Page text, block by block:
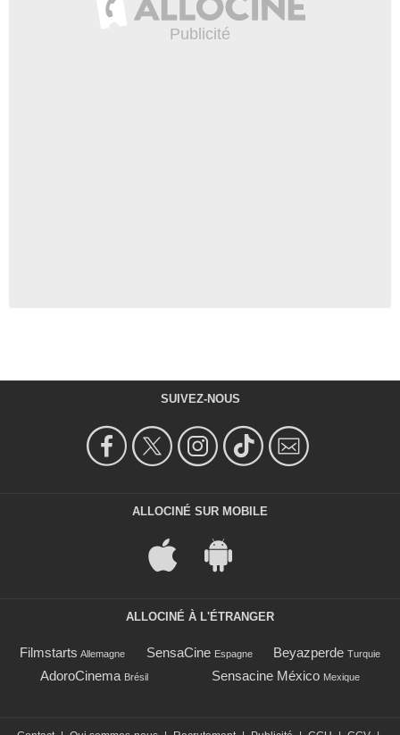
SUIVEZ-NOUS
ALLOCINÉ SUR MOBILE
ALLOCINÉ À L'ÉTRANGER
Filmstarts Allemagne SensaCine Espagne Beyazperde Turquie
AdoroCinema Brésil Sensacine México Mexique